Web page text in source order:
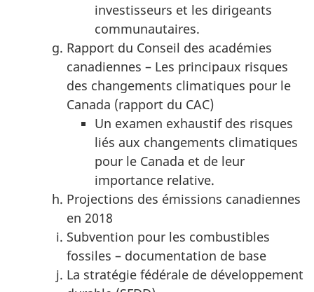
investisseurs et les dirigeants
communautaires.
Rapport du Conseil des académies
canadiennes – Les principaux risques
des changements climatiques pour le
Canada (rapport du CAC)
Un examen exhaustif des risques
liés aux changements climatiques
pour le Canada et de leur
importance relative.
Projections des émissions canadiennes
en 2018
Subvention pour les combustibles
fossiles – documentation de base
La stratégie fédérale de développement